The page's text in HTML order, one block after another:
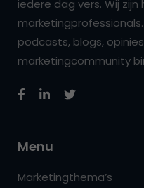
iedere dag vers. Wij
podcasts, blogs,
marketingcommunity
Menu
Marketingthema’s